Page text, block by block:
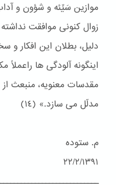
موازین سَیِّئه و شؤون و
زوال کنونی موافقت نداشته
دلیل، بطلان این افکار
اینگونه آلودگی ها
مقدسات معنویه، منبعث از
مدلّل می سازد.» (١٤)
م. ستوده
٢٢/٢/١٣٩١